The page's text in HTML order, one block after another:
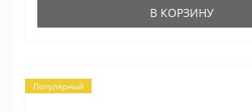
В КОРЗИНУ
Популярный